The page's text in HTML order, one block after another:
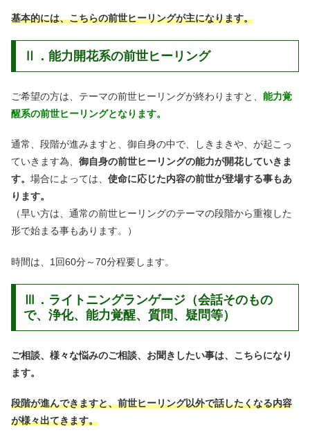
基本的には、こちらの前世ヒーリングが主になります。
Ⅱ．能力開花系の前世ヒーリング
ご希望の方は、テーマの前世ヒーリングが終わりますと、 能力覚
醒系の前世ヒーリングとなります。
通常、段階が進みますと、御自身の中で、しきまきや、が起こっ
ていきます為、 御自身の前世ヒーリングの能力が開花していきま
す。 場合によっては、 使命に応じた内容の前世が登場する事もあ
ります。
（早い方は、通常の前世ヒーリングのテーマの段階から重複した
形で始まる事もあります。）
時間は、1回60分～70分程要します。
Ⅲ．ライトニングランゲージ（会話そのもの
で、浄化、能力覚醒、質問、疑問等）
ご相談、様々な悩みのご相談、お聞きしたい事は、こちらになり
ます。
段階が進んできますと、前世ヒーリング以外で話したくなる内容
が様々出てきます。